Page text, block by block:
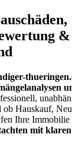
Hauskauf,
Ihre Immobilie
mit